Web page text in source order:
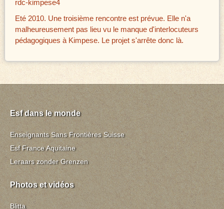
rdc-kimpese4
Eté 2010. Une troisième rencontre est prévue. Elle n'a
malheureusement pas lieu vu le manque d'interlocuteurs
pédagogiques à Kimpese. Le projet s'arrête donc là.
Esf dans le monde
Enseignants Sans Frontières Suisse
Esf France Aquitaine
Leraars zonder Grenzen
Photos et vidéos
Blitta